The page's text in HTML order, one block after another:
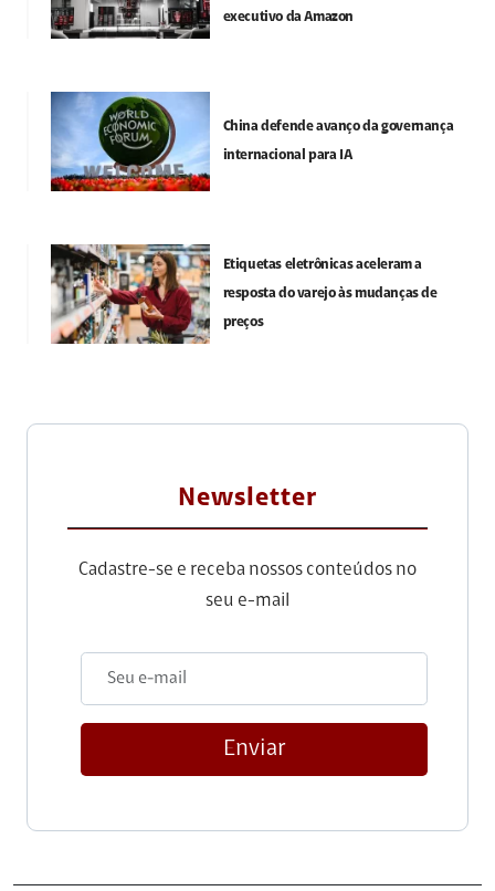
executivo da Amazon
China defende avanço da governança
internacional para IA
Etiquetas eletrônicas aceleram a
resposta do varejo às mudanças de
preços
Newsletter
Cadastre-se e receba nossos conteúdos no
seu e-mail
Enviar